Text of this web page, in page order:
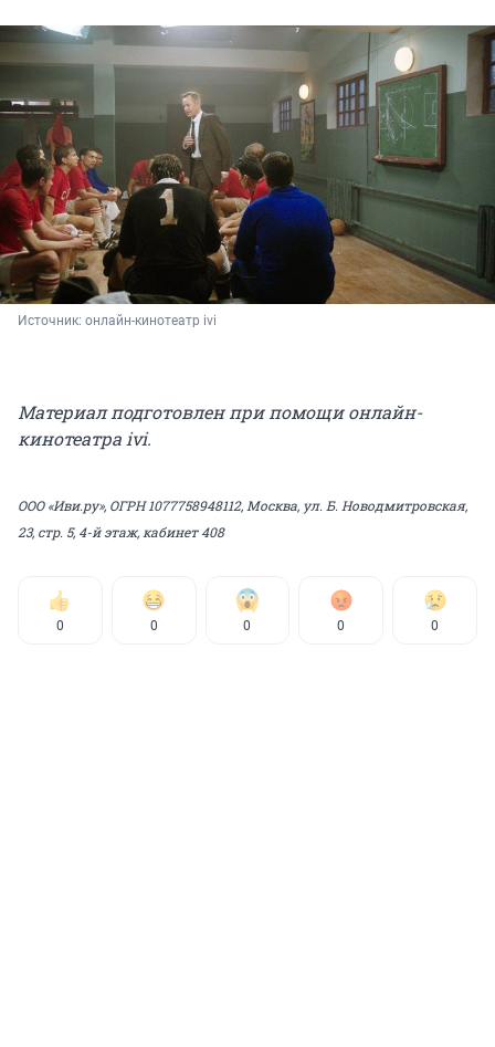
Источник: онлайн-кинотеатр ivi
Материал подготовлен при помощи онлайн-
кинотеатра ivi.
ООО «Иви.ру», ОГРН 1077758948112, Москва, ул. Б. Новодмитровская,
23, стр. 5, 4-й этаж, кабинет 408
0 0 0 0 0